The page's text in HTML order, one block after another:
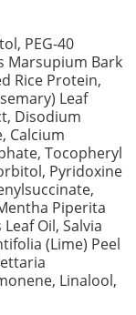
PEG-40
Marsupium Bark
Rice Protein,
Leaf
Disodium
Calcium
Tocopheryl
Pyridoxine
Piperita
Oil, Salvia
(Lime) Peel
Linalool,